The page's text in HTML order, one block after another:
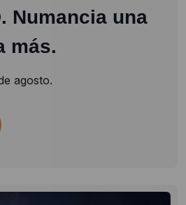
Numancia una
más.
agosto.